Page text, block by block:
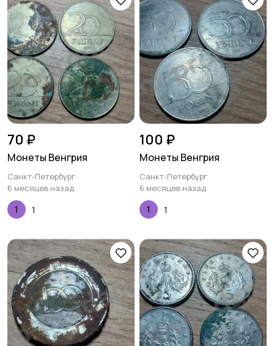
70 ₽
Монеты Венгрия
Санкт-Петербург
6 месяцев назад
1
100 ₽
Монеты Венгрия
Санкт-Петербург
6 месяцев назад
1